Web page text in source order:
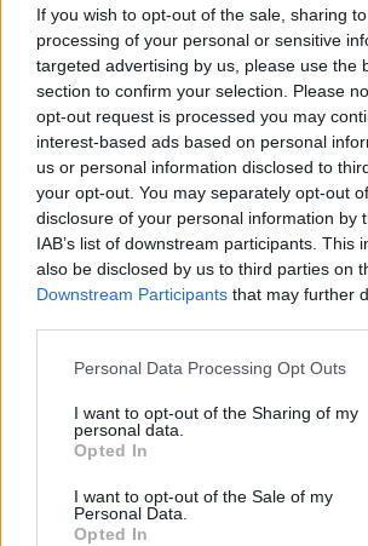
If you wish to opt-out of the sale, sharing
processing of your personal or sensitive
targeted advertising by us, please use the
section to confirm your selection. Please
opt-out request is processed you may
interest-based ads based on personal
us or personal information disclosed to
your opt-out. You may separately opt-out
disclosure of your personal information by
IAB’s list of downstream participants. This
also be disclosed by us to third parties on
Downstream Participants that may further
Please note that this website/app uses one
not limited to your visit or usage behaviour.
grant or deny consent to Google and its
use your data for below specified purposes
consent section.
Personal Data Processing Opt Outs
I want to opt-out of the Sharing of my
personal data.
Opted In
I want to opt-out of the Sale of my
Personal Data.
Opted In
#allergia#influenza#cukorbetegség
#orvosmeteorológia#vérnyomás
#pajzsmirigy#reflux#ekcéma
Regisztráció
Életmódorvoslás Dietetika
Filléres
egyik
amit
Filléres finomság: ez
legegészségesebb,